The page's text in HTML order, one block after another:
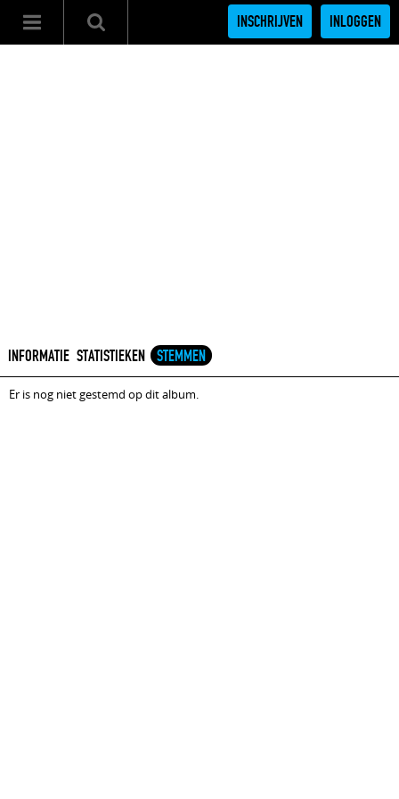
INSCHRIJVEN INLOGGEN
INFORMATIE STATISTIEKEN STEMMEN
Er is nog niet gestemd op dit album.